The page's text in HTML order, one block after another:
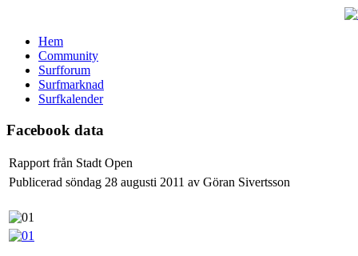
Hem
Community
Surfforum
Surfmarknad
Surfkalender
Facebook data
Rapport från Stadt Open
Publicerad söndag 28 augusti 2011 av Göran Sivertsson